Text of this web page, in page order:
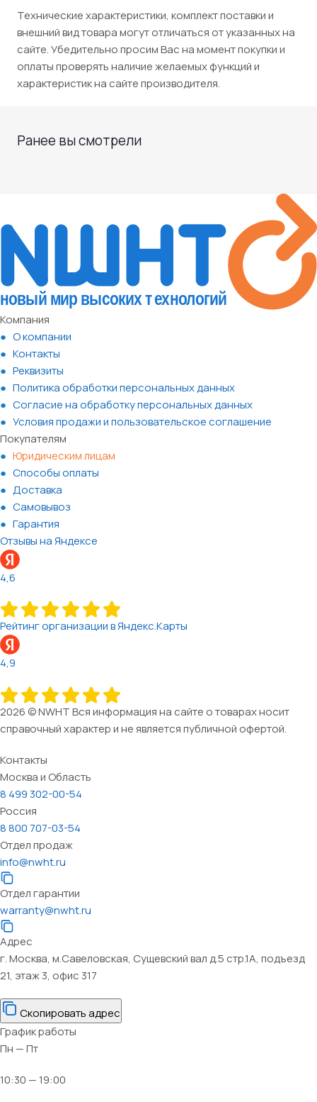
Технические характеристики, комплект поставки и
внешний вид товара могут отличаться от указанных на
сайте. Убедительно просим Вас на момент покупки и
оплаты проверять наличие желаемых функций и
характеристик на сайте производителя.
Ранее вы смотрели
Компания
О компании
Контакты
Реквизиты
Политика обработки персональных данных
Согласие на обработку персональных данных
Условия продажи и пользовательское соглашение
Покупателям
Юридическим лицам
Способы оплаты
Доставка
Самовывоз
Гарантия
Отзывы на Яндексе
4,6
Рейтинг организации в Яндекс.Карты
4,9
2026 © NWHT Вся информация на сайте о товарах носит
справочный характер и не является публичной офертой.
Контакты
Москва и Область
8 499 302-00-54
Россия
8 800 707-03-54
Отдел продаж
info@nwht.ru
Отдел гарантии
warranty@nwht.ru
Адрес
г. Москва, м.Савеловская, Сущевский вал д.5 стр.1А, подъезд
21, этаж 3, офис 317
Скопировать адрес
График работы
Пн — Пт
10:30 — 19:00